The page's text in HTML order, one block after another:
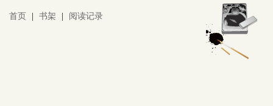
首页 书架 阅读记录